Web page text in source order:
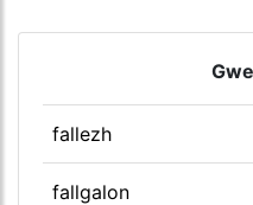
fallezh
fallgalon